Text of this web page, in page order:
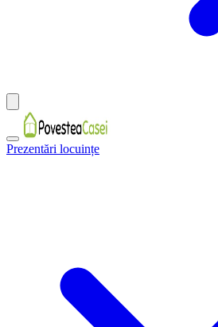
Prezentări locuințe